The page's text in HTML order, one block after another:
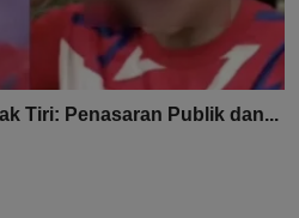
Tiri: Penasaran Publik dan...